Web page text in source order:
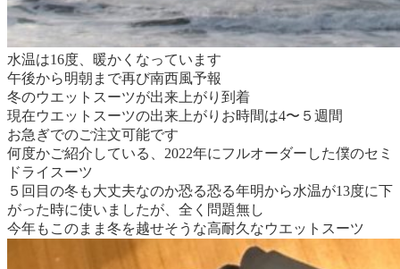
水温は16度、暖かくなっています
午後から明朝まで再び南西風予報
冬のウエットスーツが出来上がり到着
現在ウエットスーツの出来上がりお時間は4〜５週間
お急ぎでのご注文可能です
何度かご紹介している、2022年にフルオーダーした僕のセミ
ドライスーツ
５回目の冬も大丈夫なのか恐る恐る年明から水温が13度に下
がった時に使いましたが、全く問題無し
今年もこのまま冬を越せそうな高耐久なウエットスーツ